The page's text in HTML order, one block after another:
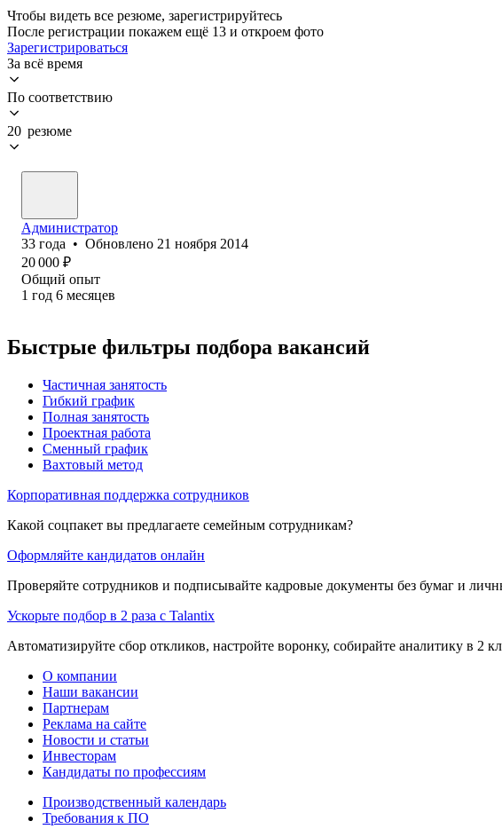
Чтобы видеть все резюме, зарегистрируйтесь
После регистрации покажем ещё 13 и откроем фото
Зарегистрироваться
За всё время
По соответствию
20 резюме
Администратор
33 года • Обновлено 21 ноября 2014
20 000 ₽
Общий опыт
1 год 6 месяцев
Быстрые фильтры подбора вакансий
Частичная занятость
Гибкий график
Полная занятость
Проектная работа
Сменный график
Вахтовый метод
Корпоративная поддержка сотрудников
Какой соцпакет вы предлагаете семейным сотрудникам?
Оформляйте кандидатов онлайн
Проверяйте сотрудников и подписывайте кадровые документы без бумаг и
Ускорьте подбор в 2 раза с Talantix
Автоматизируйте сбор откликов, настройте воронку, собирайте аналитику в 2
О компании
Наши вакансии
Партнерам
Реклама на сайте
Новости и статьи
Инвесторам
Кандидаты по профессиям
Производственный календарь
Требования к ПО